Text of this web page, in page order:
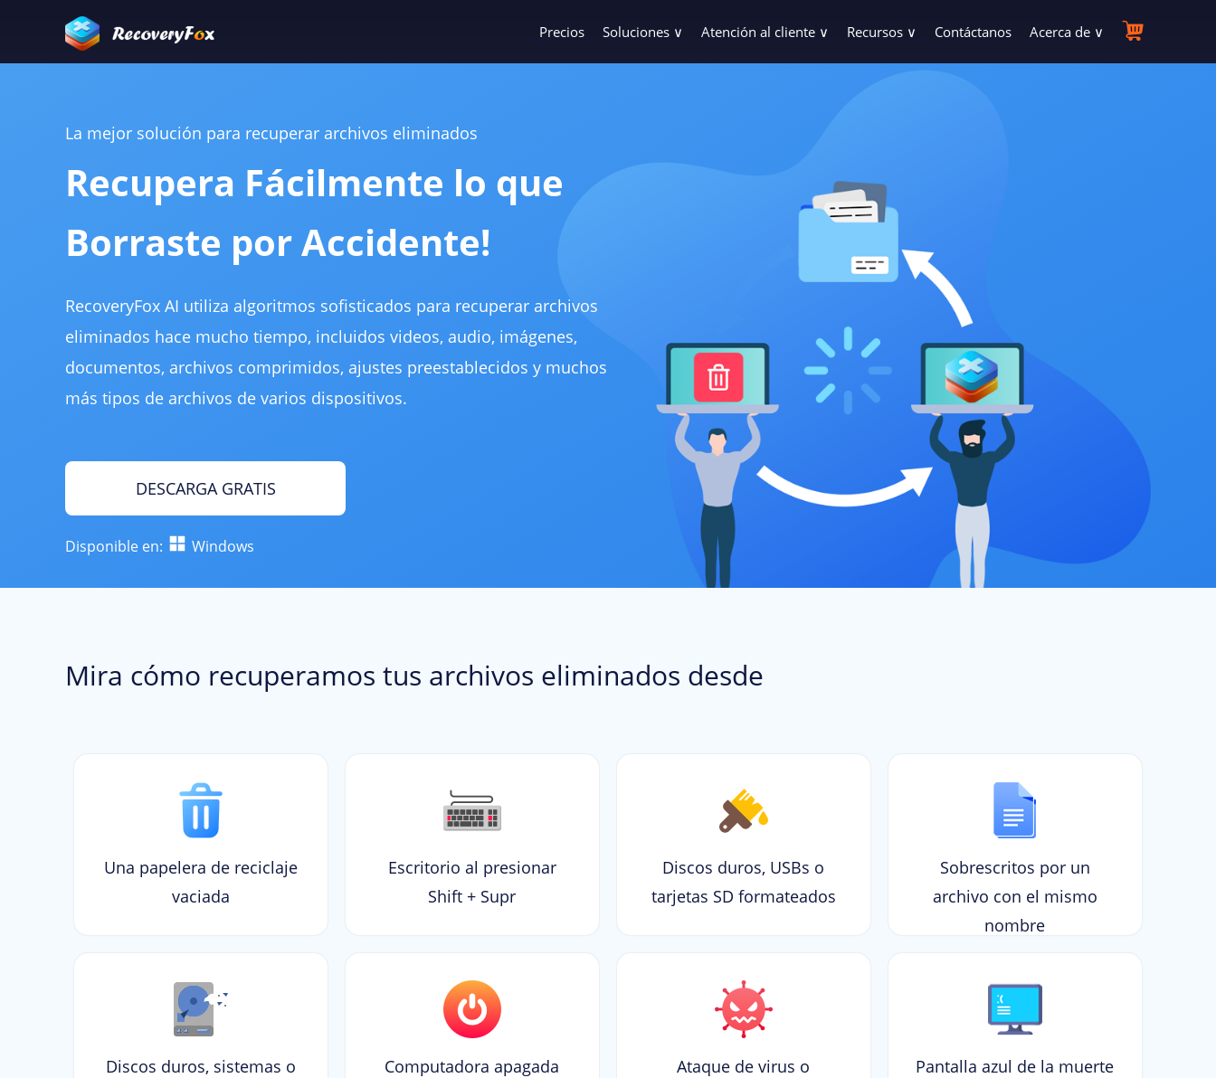
Precios Soluciones ∨
Recuperación de archivos formateados
Recupera documentos de Word, Excel, PPT y otros eliminados o perdidos
Recuperación de fotos
Recupera fotos eliminadas o perdidas de varios dispositivos
Recuperación de archivos de escritorio
Escaneo rápido y restauración de archivos y carpetas del escritorio
Recuperación de la Papelera de reciclaje
Recupera fácilmente datos de la Papelera de reciclaje vaciada
Recuperación de unidad USB
Recupera varios archivos de una unidad flash USB
Recuperación de disco duro
Atención al cliente ∨
Obtén ayuda con el registro y la activación
Recuperar código de licencia
Recupera el código de licencia perdido a través de esta página
Actualización de software
Descubre nuestras últimas actualizaciones de funciones
Instalación
Instalación y actualización de software
Desinstalación
Recursos ∨
Base de conocimientos
Blogs
Guías populares, historias y videos sobre recuperación de datos exitosa
Contáctanos Acerca de ∨
Programas de revendedores
Conviértete en partner
Acelera tu negocio con oportunidades de asociación únicas
Descuentos educación
Disfruta 30% de descuento educativo
La mejor solución para recuperar archivos eliminados
Recupera Fácilmente lo que
Borraste por Accidente!
RecoveryFox AI utiliza algoritmos sofisticados para recuperar archivos
eliminados hace mucho tiempo, incluidos videos, audio, imágenes,
documentos, archivos comprimidos, ajustes preestablecidos y muchos
más tipos de archivos de varios dispositivos.
DESCARGA GRATIS
Disponible en: Windows
Mira cómo recuperamos tus archivos eliminados desde
Una papelera de reciclaje
vaciada
Escritorio al presionar
Shift + Supr
Discos duros, USBs o
tarjetas SD formateados
Sobrescritos por un
archivo con el mismo
nombre
Discos duros, sistemas o
Computadora apagada
Ataque de virus o
Pantalla azul de la muerte